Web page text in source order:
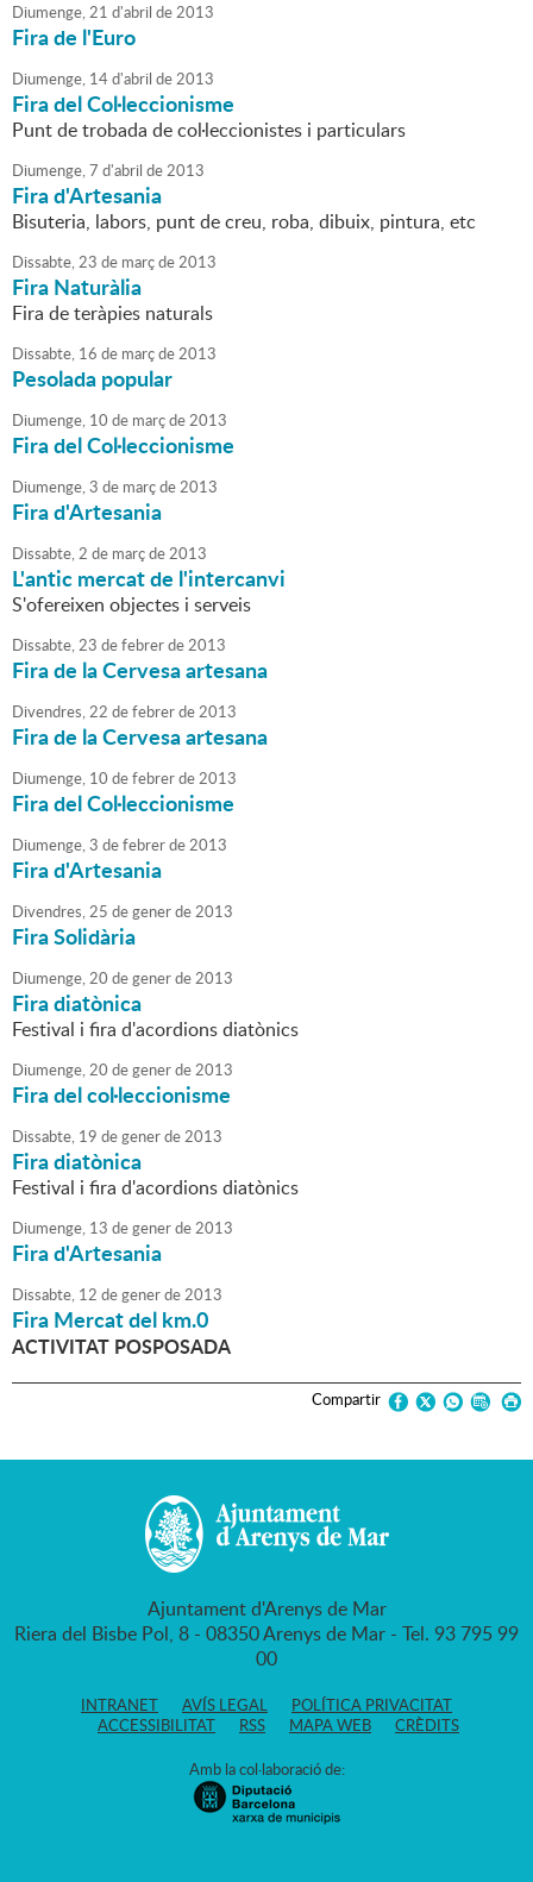
Diumenge,21 d'abril de2013
Fira de l'Euro
Diumenge, 14d'abril de2013
Fira del Col·leccionisme
Punt de trobada de col·leccionistes i particulars
Diumenge,7 d'abril de2013
Fira d'Artesania
Bisuteria, labors, punt de creu, roba, dibuix, pintura, etc
Dissabte,23 de marçde2013
Fira Naturàlia
Fira de teràpies naturals
Dissabte, 16 de marçde2013
Pesolada popular
Diumenge, 10 de marçde2013
Fira del Col·leccionisme
Diumenge,3 de marçde2013
Fira d'Artesania
Dissabte,2 de marçde2013
L'antic mercat de l'intercanvi
S'ofereixen objectes i serveis
Dissabte,23 defebrerde2013
Fira de la Cervesa artesana
Divendres,22 defebrerde2013
Fira de la Cervesa artesana
Diumenge, 10 defebrerde2013
Fira del Col·leccionisme
Diumenge,3 defebrerde2013
Fira d'Artesania
Divendres,25 degenerde2013
Fira Solidària
Diumenge,20 degenerde2013
Fira diatònica
Festival i fira d'acordions diatònics
Diumenge,20 degenerde2013
Fira del col·leccionisme
Dissabte, 19 degenerde2013
Fira diatònica
Festival i fira d'acordions diatònics
Diumenge, 13 degenerde2013
Fira d'Artesania
Dissabte, 12 degenerde2013
Fira Mercat del km.0
ACTIVITAT POSPOSADA
Compartir
Ajuntament d'Arenys de Mar
Riera del Bisbe Pol, 8 - 08350 Arenys de Mar - Tel. 93 795 99
00
INTRANET AVÍS LEGAL
POLÍTICA PRIVACITAT
ACCESSIBILITAT
RSS MAPA WEB CRÈDITS
Amb la col·laboració de: